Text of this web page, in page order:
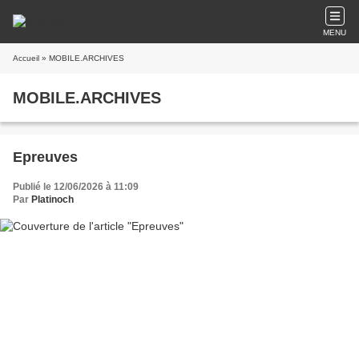
MENU
Accueil » MOBILE.ARCHIVES
MOBILE.ARCHIVES
Epreuves
Publié le 12/06/2026 à 11:09
Par Platinoch